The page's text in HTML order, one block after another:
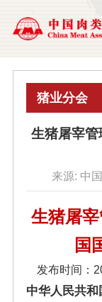
猪业分会
生猪屠宰
来源: 中
生猪屠
国
发布时间：
中华人民共